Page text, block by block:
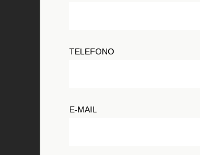
TELEFONO
E-MAIL